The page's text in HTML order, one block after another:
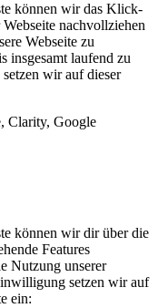
können wir das Klick-
nachvollziehen
Webseite zu
insgesamt laufend zu
wir auf dieser
Clarity, Google
können wir dir über die
Features
Nutzung unserer
setzen wir auf
ein: